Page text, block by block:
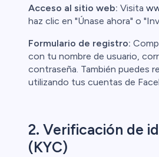
Acceso al sitio web: Visita
haz clic en "Únase ahora" o
Formulario de registro:
con tu nombre de usuario,
contraseña. También puedes
utilizando tus cuentas de
2. Verificación de
(KYC)